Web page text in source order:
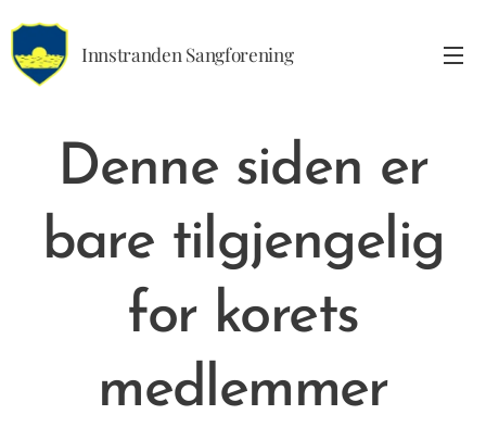
Innstranden Sangforening
Denne siden er
bare tilgjengelig
for korets
medlemmer